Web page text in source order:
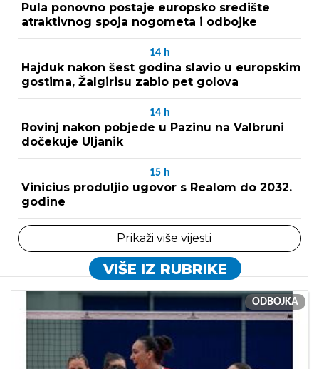
Pula ponovno postaje europsko središte
atraktivnog spoja nogometa i odbojke
14 h
Hajduk nakon šest godina slavio u europskim
gostima, Žalgirisu zabio pet golova
14 h
Rovinj nakon pobjede u Pazinu na Valbruni
dočekuje Uljanik
15 h
Vinicius produljio ugovor s Realom do 2032.
godine
Prikaži više vijesti
VIŠE IZ RUBRIKE
ODBOJKA